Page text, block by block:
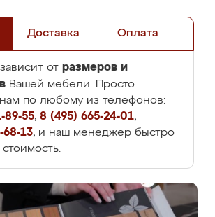
Доставка Оплата
от размеров и
Вашей мебели. Просто
по любому из телефонов:
89-55, 8 (495) 665-24-01,
68-13, и наш менеджер быстро